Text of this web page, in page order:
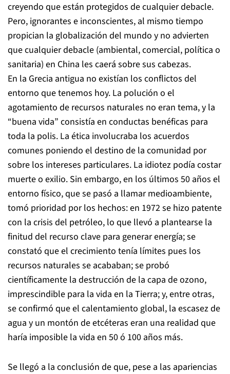
creyendo que están protegidos de cualquier debacle.
Pero, ignorantes e inconscientes, al mismo tiempo
propician la globalización del mundo y no advierten
que cualquier debacle (ambiental, comercial, política o
sanitaria) en China les caerá sobre sus cabezas.
En la Grecia antigua no existían los conflictos del
entorno que tenemos hoy. La polución o el
agotamiento de recursos naturales no eran tema, y la
“buena vida” consistía en conductas benéficas para
toda la polis. La ética involucraba los acuerdos
comunes poniendo el destino de la comunidad por
sobre los intereses particulares. La idiotez podía costar
muerte o exilio. Sin embargo, en los últimos 50 años el
entorno físico, que se pasó a llamar medioambiente,
tomó prioridad por los hechos: en 1972 se hizo patente
con la crisis del petróleo, lo que llevó a plantearse la
finitud del recurso clave para generar energía; se
constató que el crecimiento tenía límites pues los
recursos naturales se acababan; se probó
científicamente la destrucción de la capa de ozono,
imprescindible para la vida en la Tierra; y, entre otras,
se confirmó que el calentamiento global, la escasez de
agua y un montón de etcéteras eran una realidad que
haría imposible la vida en 50 ó 100 años más.
Se llegó a la conclusión de que, pese a las apariencias